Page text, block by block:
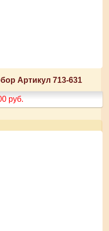
Артикул 713-631
руб.